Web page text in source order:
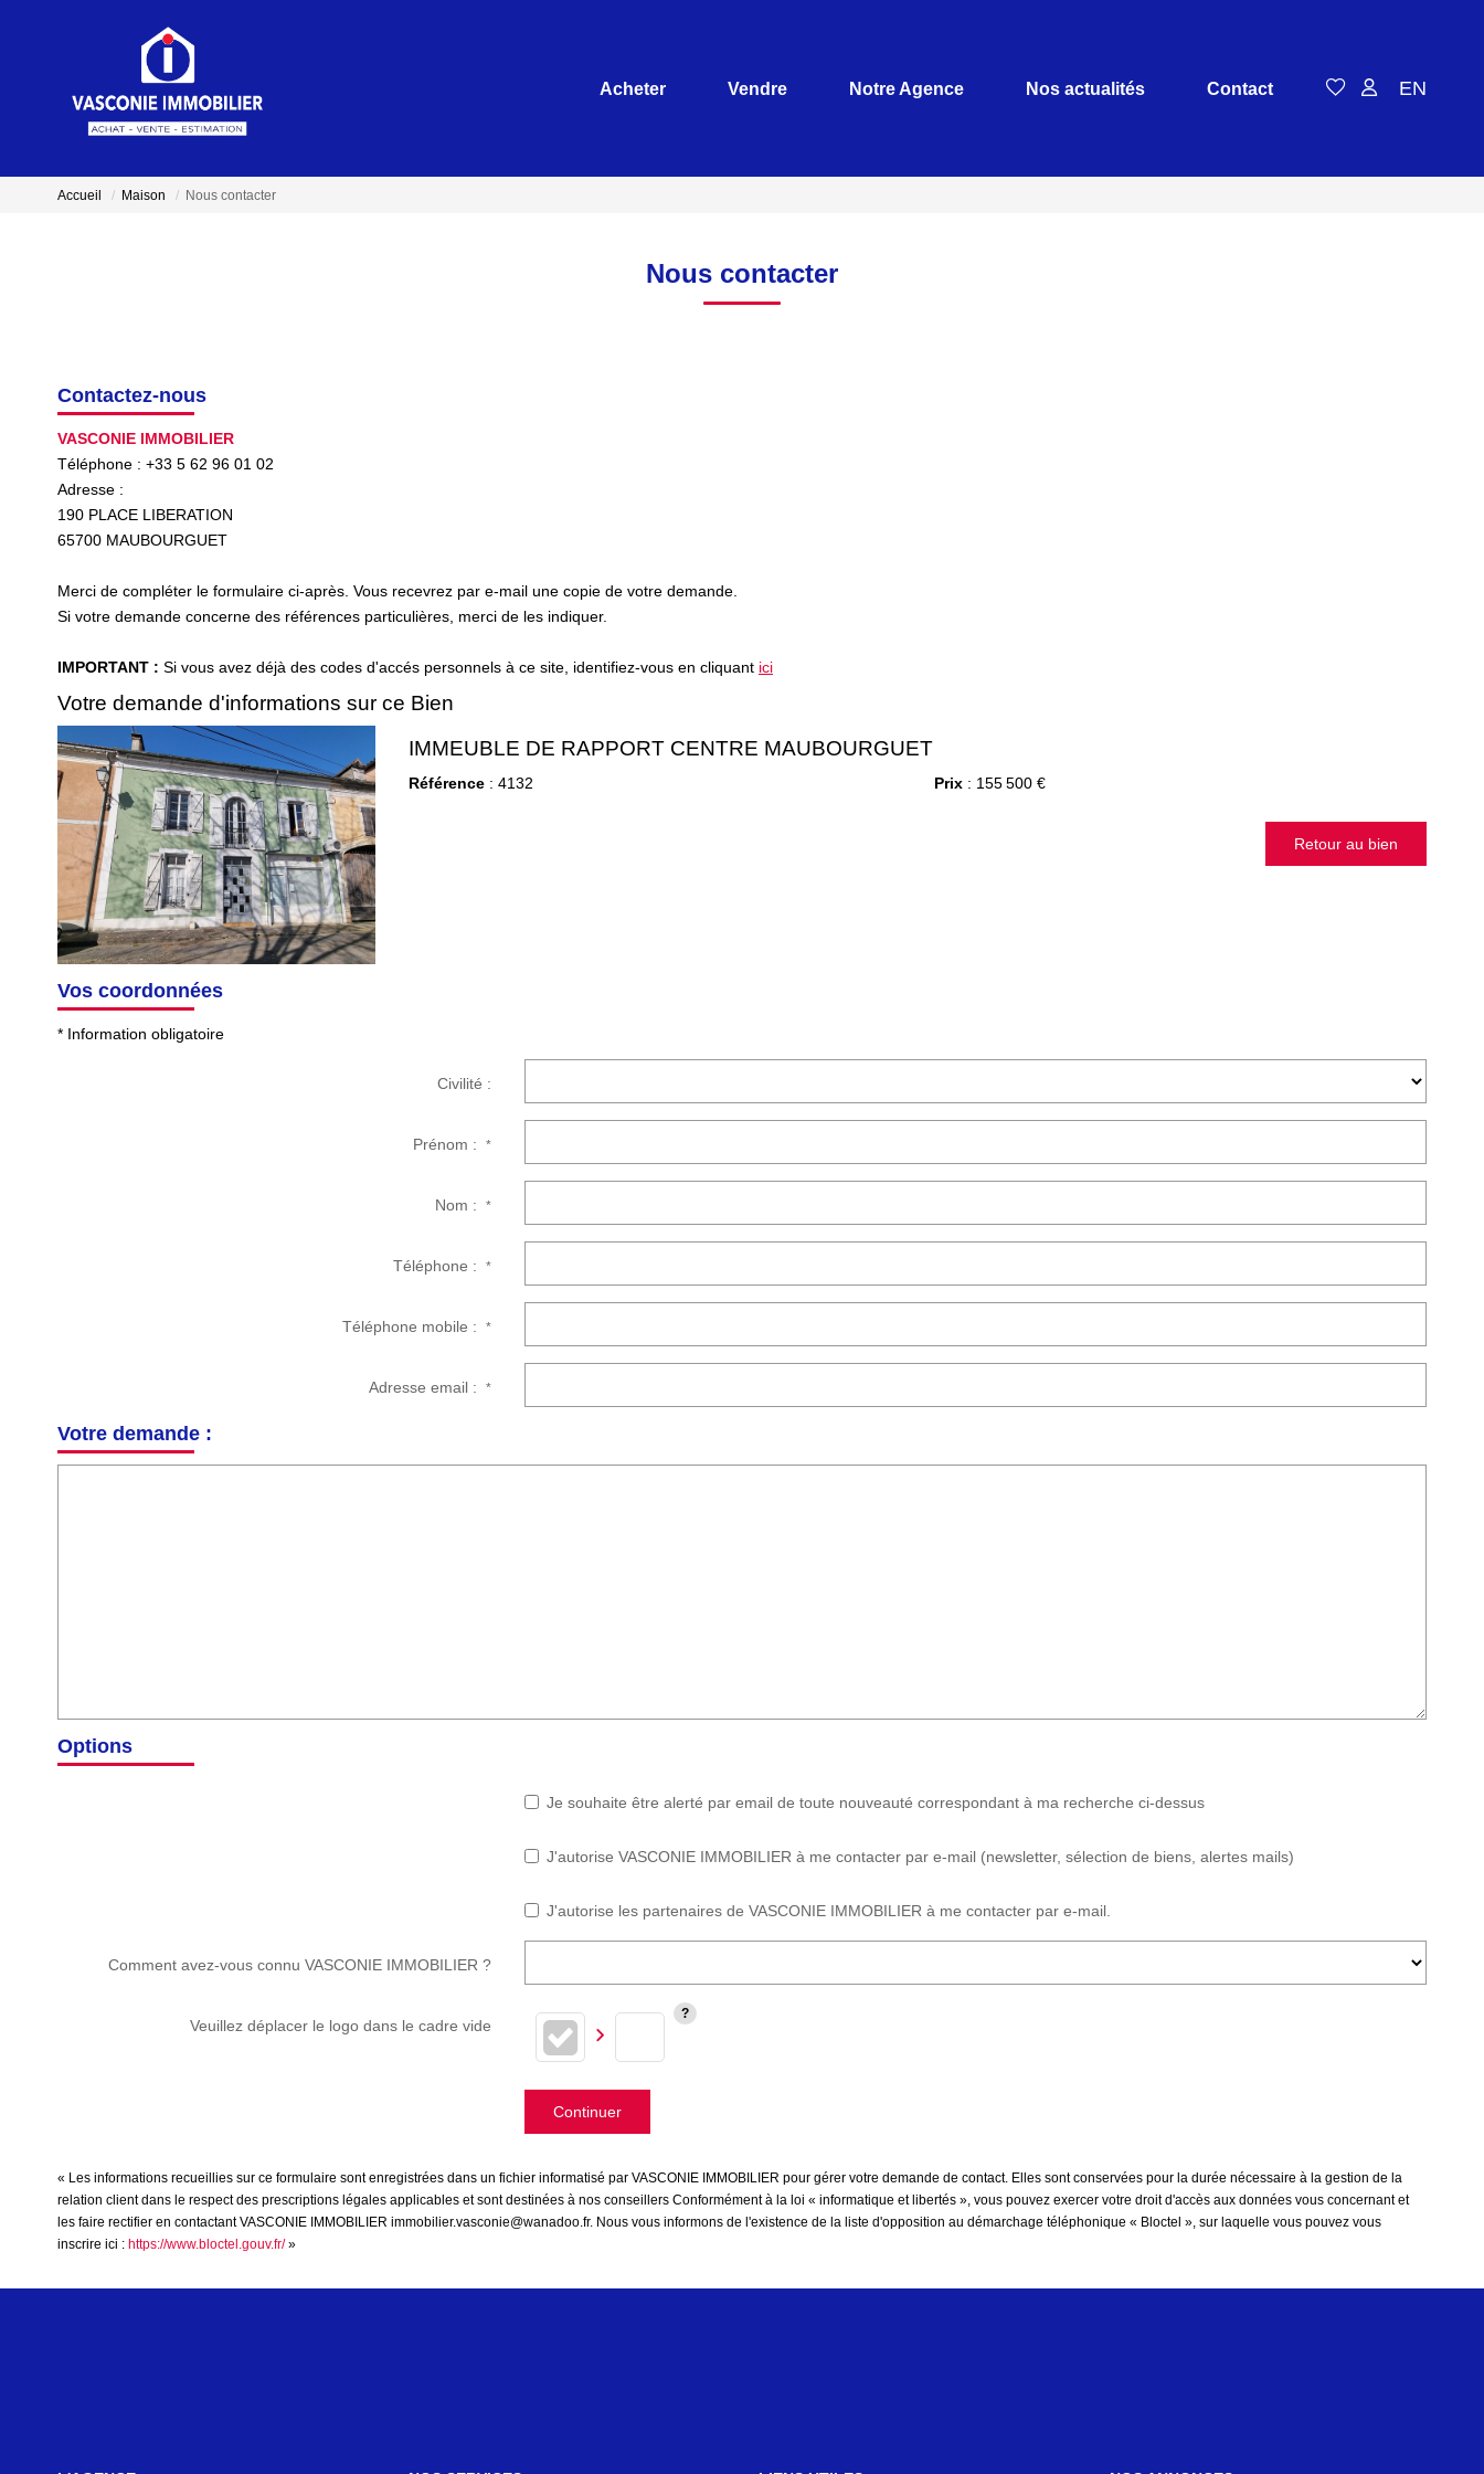
Acheter Vendre Notre Agence Nos actualités Contact EN
Accueil Maison Nous contacter
Nous contacter
Contactez-nous
VASCONIE IMMOBILIER
Téléphone : +33 5 62 96 01 02
Adresse :
190 PLACE LIBERATION
65700 MAUBOURGUET
Merci de compléter le formulaire ci-après. Vous recevrez par e-mail une copie de votre demande.
Si votre demande concerne des références particulières, merci de les indiquer.
IMPORTANT : Si vous avez déjà des codes d'accés personnels à ce site, identifiez-vous en cliquant ici
Votre demande d'informations sur ce Bien
IMMEUBLE DE RAPPORT CENTRE MAUBOURGUET
Référence: 4132 Prix: 155 500 €
Retour au bien
Vos coordonnées
* Information obligatoire
Civilité :
Prénom :*
Nom :*
Téléphone :*
Téléphone mobile :*
Adresse email :*
Votre demande :
Options
Je souhaite être alerté par email de toute nouveauté correspondant à ma recherche ci-dessus
J'autorise VASCONIE IMMOBILIER à me contacter par e-mail (newsletter, sélection de biens, alertes mails)
J'autorise les partenaires de VASCONIE IMMOBILIER à me contacter par e-mail.
Comment avez-vous connu VASCONIE IMMOBILIER ?
Veuillez déplacer le logo dans le cadre vide
Continuer
« Les informations recueillies sur ce formulaire sont enregistrées dans un fichier informatisé par VASCONIE IMMOBILIER pour gérer votre demande de contact. Elles sont conservées pour la durée nécessaire à la gestion de la
relation client dans le respect des prescriptions légales applicables et sont destinées à nos conseillers Conformément à la loi « informatique et libertés », vous pouvez exercer votre droit d'accès aux données vous concernant et
les faire rectifier en contactant VASCONIE IMMOBILIER immobilier.vasconie@wanadoo.fr. Nous vous informons de l'existence de la liste d'opposition au démarchage téléphonique « Bloctel », sur laquelle vous pouvez vous
inscrire ici : https://www.bloctel.gouv.fr/»